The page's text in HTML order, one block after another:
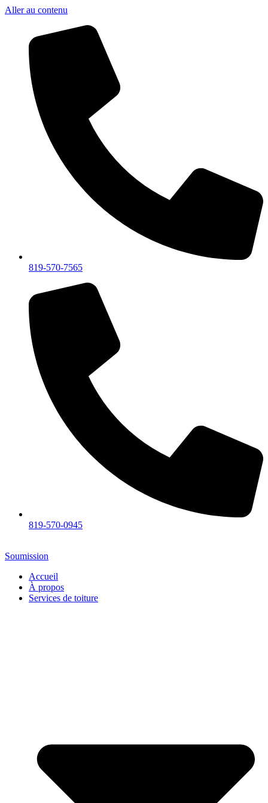
Aller au contenu
819-570-7565
819-570-0945
Soumission
Accueil
À propos
Services de toiture